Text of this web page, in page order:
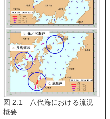
図 2.1 八代海における流況
概要